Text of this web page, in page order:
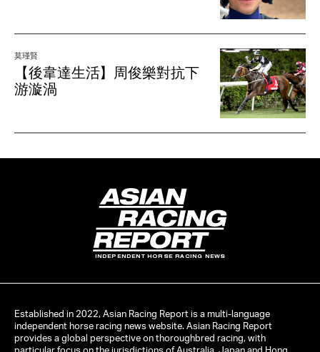
莫瑾賢
【後韋達生活】周俊樂對抗下
游漩渦
INDEPENDENT HORSE RACING NEWS
Established in 2022, Asian Racing Report is a multi-language
independent horse racing news website. Asian Racing Report
provides a global perspective on thoroughbred racing, with